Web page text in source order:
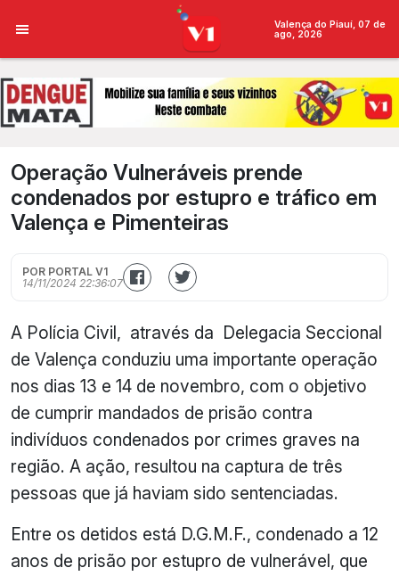
Valença do Piauí, 07 de
ago, 2026
Operação Vulneráveis prende
condenados por estupro e tráfico em
Valença e Pimenteiras
POR PORTAL V1
14/11/2024 22:36:07
A Polícia Civil, através da Delegacia Seccional
de Valença conduziu uma importante operação
nos dias 13 e 14 de novembro, com o objetivo
de cumprir mandados de prisão contra
indivíduos condenados por crimes graves na
região. A ação, resultou na captura de três
pessoas que já haviam sido sentenciadas.
Entre os detidos está D.G.M.F., condenado a 12
anos de prisão por estupro de vulnerável, que